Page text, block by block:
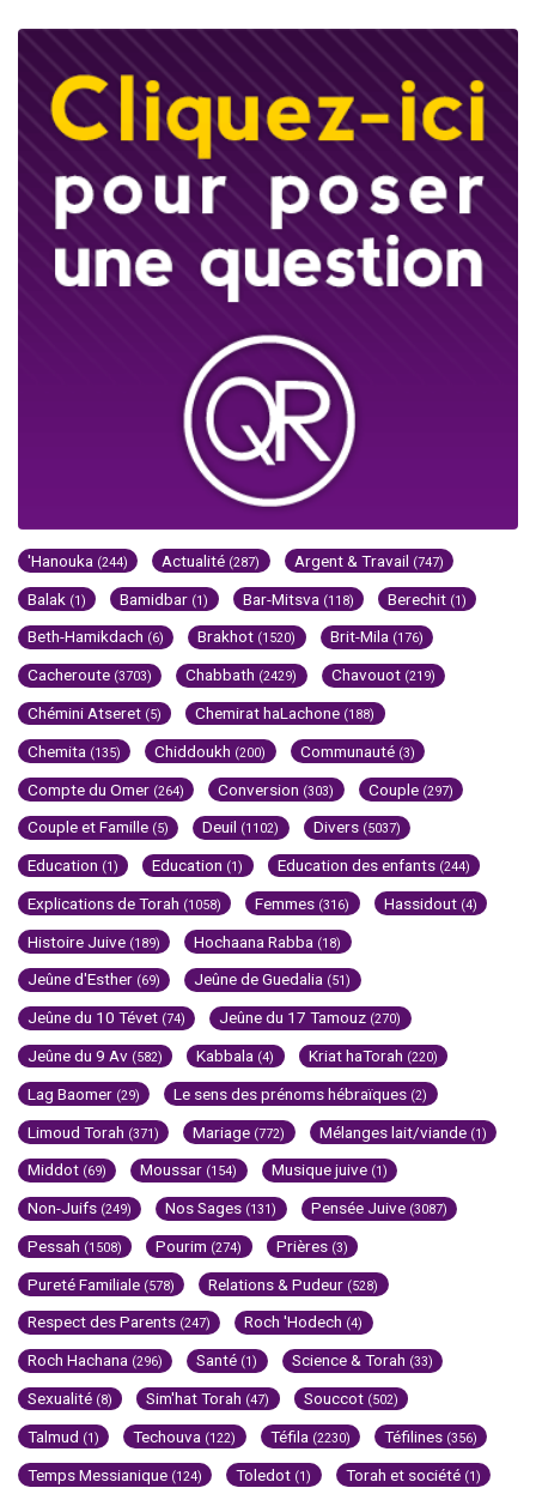
'Hanouka (244) Actualité (287) Argent & Travail (747)
Balak (1) Bamidbar (1) Bar-Mitsva (118) Berechit (1)
Beth-Hamikdach (6) Brakhot (1520) Brit-Mila (176)
Cacheroute (3703) Chabbath (2429) Chavouot (219)
Chémini Atseret (5) Chemirat haLachone (188)
Chemita (135) Chiddoukh (200) Communauté (3)
Compte du Omer (264) Conversion (303) Couple (297)
Couple et Famille (5) Deuil (1102) Divers (5037)
Education (1) Education (1) Education des enfants (244)
Explications de Torah (1058) Femmes (316) Hassidout (4)
Histoire Juive (189) Hochaana Rabba (18)
Jeûne d'Esther (69) Jeûne de Guedalia (51)
Jeûne du 10 Tévet (74) Jeûne du 17 Tamouz (270)
Jeûne du 9 Av (582) Kabbala (4) Kriat haTorah (220)
Lag Baomer (29) Le sens des prénoms hébraïques (2)
Limoud Torah (371) Mariage (772) Mélanges lait/viande (1)
Middot (69) Moussar (154) Musique juive (1)
Non-Juifs (249) Nos Sages (131) Pensée Juive (3087)
Pessah (1508) Pourim (274) Prières (3)
Pureté Familiale (578) Relations & Pudeur (528)
Respect des Parents (247) Roch 'Hodech (4)
Roch Hachana (296) Santé (1) Science & Torah (33)
Sexualité (8) Sim'hat Torah (47) Souccot (502)
Talmud (1) Techouva (122) Téfila (2230) Téfilines (356)
Temps Messianique (124) Toledot (1) Torah et société (1)